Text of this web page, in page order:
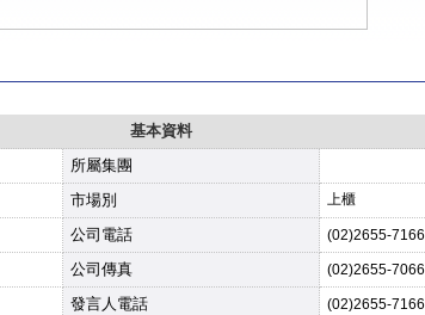
基本資料
所屬集團
市場別 上櫃
公司電話 (02)2655-7166
公司傳真 (02)2655-7066
發言人電話 (02)2655-7166